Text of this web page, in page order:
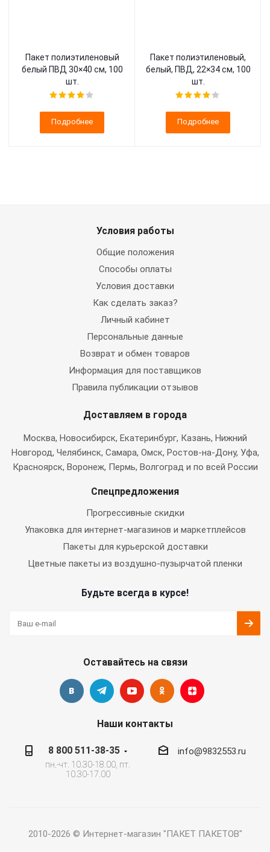
Пакет полиэтиленовый
белый ПВД 30×40 см, 100
шт.
Подробнее
Пакет полиэтиленовый,
белый, ПВД, 22×34 см, 100
шт.
Подробнее
Условия работы
Общие положения
Способы оплаты
Условия доставки
Как сделать заказ?
Личный кабинет
Персональные данные
Возврат и обмен товаров
Информация для поставщиков
Правила публикации отзывов
Доставляем в города
Москва, Новосибирск, Екатеринбург, Казань, Нижний
Новгород, Челябинск, Самара, Омск, Ростов-на-Дону, Уфа,
Красноярск, Воронеж, Пермь, Волгоград и по всей России
Спецпредложения
Прогрессивные скидки
Упаковка для интернет-магазинов и маркетплейсов
Пакеты для курьерской доставки
Цветные пакеты из воздушно-пузырчатой пленки
Будьте всегда в курсе!
Оставайтесь на связи
Наши контакты
8 800 511-38-35
пн.-чт. 10.30-18.00, пт.
10.30-17.00
info@9832553.ru
2010-2026 © Интернет-магазин "ПАКЕТ ПАКЕТОВ"